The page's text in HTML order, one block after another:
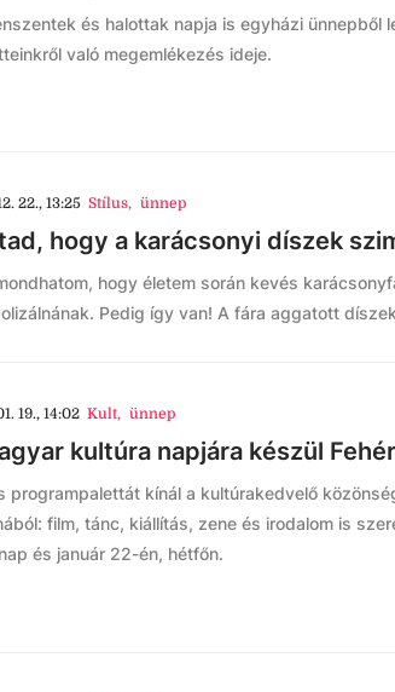
és halottak napja is egyházi ünnepből
való megemlékezés ideje.
22., 13:25 Stílus, ünnep
hogy a karácsonyi díszek
hogy életem során kevés
Pedig így van! A fára aggatott
19., 14:02 Kult, ünnep
kultúra napjára készül
programpalettát kínál a kultúrakedvelő
film, tánc, kiállítás, zene és irodalom is
és január 22-én, hétfőn.